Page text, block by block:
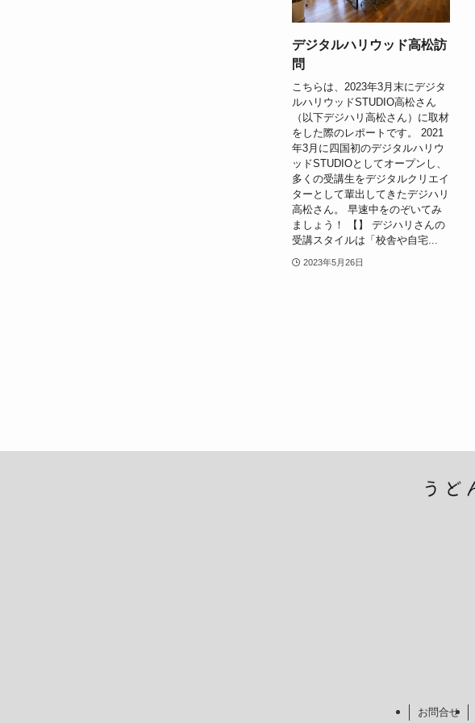
デジタルハリウッド高松訪
問
こちらは、2023年3月末にデジタ
ルハリウッドSTUDIO高松さん
（以下デジハリ高松さん）に取材
をした際のレポートです。 2021
年3月に四国初のデジタルハリウ
ッドSTUDIOとしてオープンし、
多くの受講生をデジタルクリエイ
ターとして輩出してきたデジハリ
高松さん。 早速中をのぞいてみ
ましょう！ 【】 デジハリさんの
受講スタイルは「校舎や自宅...
2023年5月26日
お問合せ